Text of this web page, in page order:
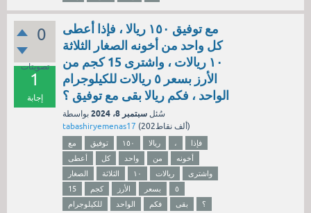
0
تصويتات
1
إجابة
مع توفيق ١٥٠ ريالا ، فإذا أعطى
كل واحد من أخونه الصغار الثلاثة
١٠ ريالات ، واشترى 15 كجم من
الأرز بسعر ٥ ريالات للكيلوجرام
الواحد ، فكم ريالا بقى مع توفيق ؟
سُئل سبتمبر 8، 2024
بواسطة
tabashiryemenas17 ( 202ألف نقاط)
مع توفيق ١٥٠ ريالا ،
فإذا
أعطى
كل واحد من
أخونه
الصغار
الثلاثة ١٠ ريالات
واشترى
15
كجم الأرز بسعر
٥
للكيلوجرام
الواحد فكم بقى ؟